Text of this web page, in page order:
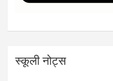
स्कूली नोट्स